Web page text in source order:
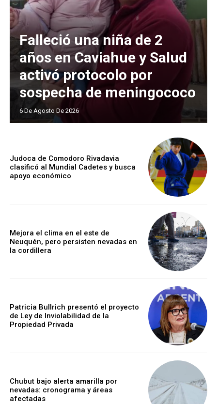
Falleció una niña de 2
años en Caviahue y Salud
activó protocolo por
sospecha de meningococo
6 De Agosto De 2026
Judoca de Comodoro Rivadavia
clasificó al Mundial Cadetes y busca
apoyo económico
Mejora el clima en el este de
Neuquén, pero persisten nevadas en
la cordillera
Patricia Bullrich presentó el proyecto
de Ley de Inviolabilidad de la
Propiedad Privada
Chubut bajo alerta amarilla por
nevadas: cronograma y áreas
afectadas